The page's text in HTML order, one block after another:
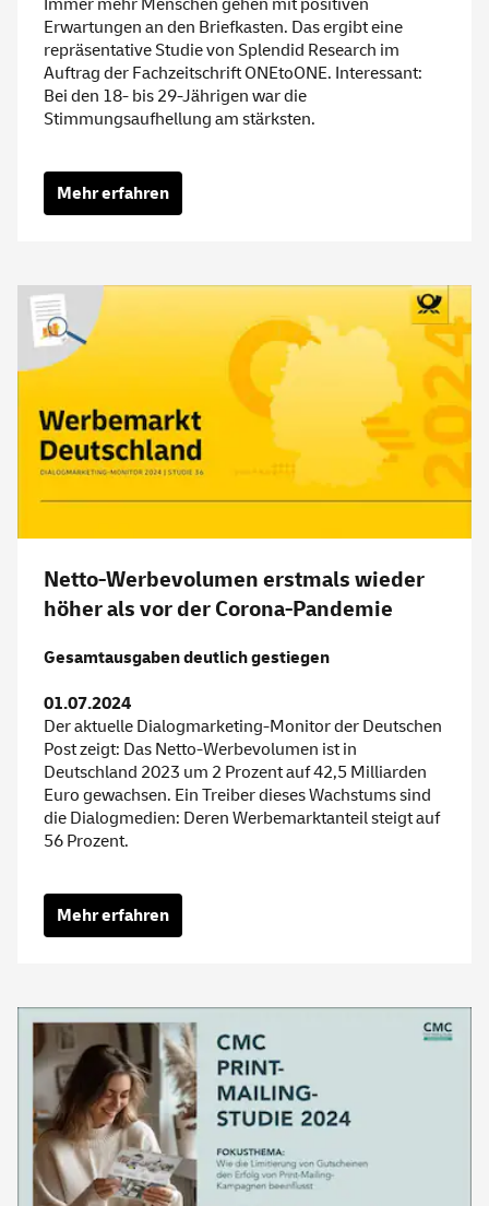
Erwartungen an den Briefkasten. Das ergibt eine
repräsentative Studie von Splendid Research im
Auftrag der Fachzeitschrift ONEtoONE. Interessant:
Bei den 18- bis 29-Jährigen war die
Stimmungsaufhellung am stärksten.
Mehr erfahren
Netto-Werbevolumen erstmals wieder
höher als vor der Corona-Pandemie
Gesamtausgaben deutlich gestiegen
01.07.2024
Der aktuelle Dialogmarketing-Monitor der Deutschen
Post zeigt: Das Netto-Werbevolumen ist in
Deutschland 2023 um 2 Prozent auf 42,5 Milliarden
Euro gewachsen. Ein Treiber dieses Wachstums sind
die Dialogmedien: Deren Werbemarktanteil steigt auf
56 Prozent.
Mehr erfahren